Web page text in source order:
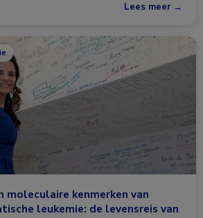
Lees meer →
moleculaire kenmerken van
leukemie: de levensreis van